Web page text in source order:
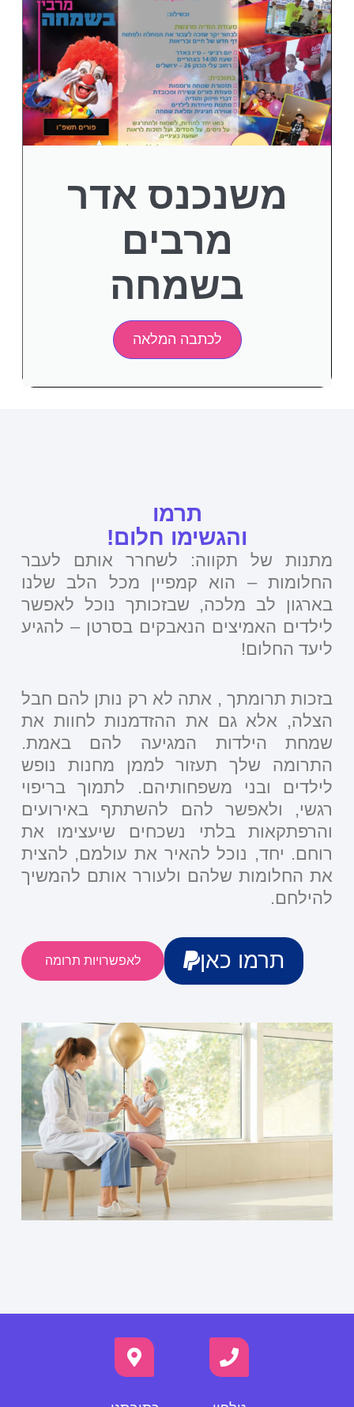
משנכנס אדר
מרבים
בשמחה
לכתבה המלאה
תרמו
והגשימו חלום!
מתנות של תקווה: לשחרר אותם לעבר
החלומות – הוא קמפיין מכל הלב שלנו
בארגון לב מלכה, שבזכותך נוכל לאפשר
לילדים האמיצים הנאבקים בסרטן – להגיע
ליעד החלום!
בזכות תרומתך , אתה לא רק נותן להם חבל
הצלה, אלא גם את ההזדמנות לחוות את
שמחת הילדות המגיעה להם באמת.
התרומה שלך תעזור לממן מחנות נופש
לילדים ובני משפחותיהם. לתמוך בריפוי
רגשי, ולאפשר להם להשתתף באירועים
והרפתקאות בלתי נשכחים שיעצימו את
רוחם. יחד, נוכל להאיר את עולמם, להצית
את החלומות שלהם ולעורר אותם להמשיך
להילחם.
תרמו כאן לאפשרויות תרומה